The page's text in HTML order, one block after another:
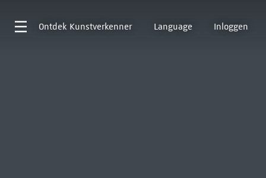
Ontdek Kunstverkenner Language Inloggen